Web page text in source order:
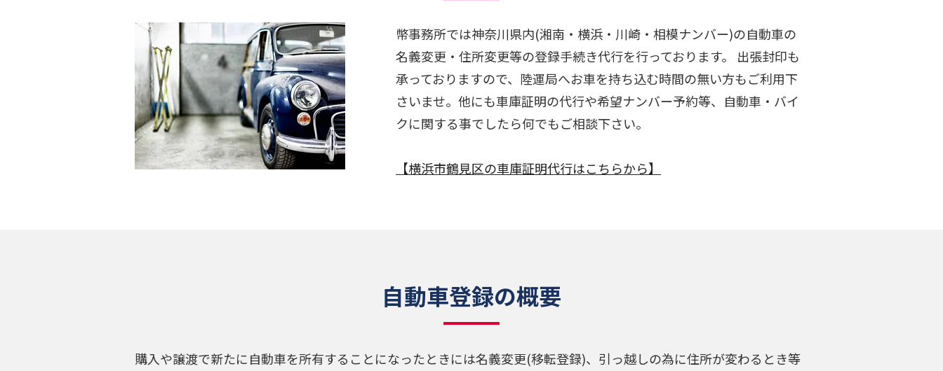
幣事務所では神奈川県内(湘南・横浜・川崎・相模ナンバー)の自動車の
名義変更・住所変更等の登録手続き代行を行っております。 出張封印も
承っておりますので、陸運局へお車を持ち込む時間の無い方もご利用下
さいませ。他にも車庫証明の代行や希望ナンバー予約等、自動車・バイ
クに関する事でしたら何でもご相談下さい。
【横浜市鶴見区の車庫証明代行はこちらから】
自動車登録の概要
購入や譲渡で新たに自動車を所有することになったときには名義変更(移転登録)、引っ越しの為に住所が変わるとき等